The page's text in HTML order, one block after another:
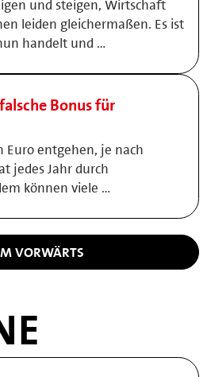
und steigen, Wirtschaft
leiden gleichermaßen. Es ist
handelt und …
Bonus für
Euro entgehen, je nach
jedes Jahr durch
können viele …
VORWÄRTS